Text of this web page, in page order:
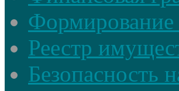
Формирование
Реестр
Безопасность